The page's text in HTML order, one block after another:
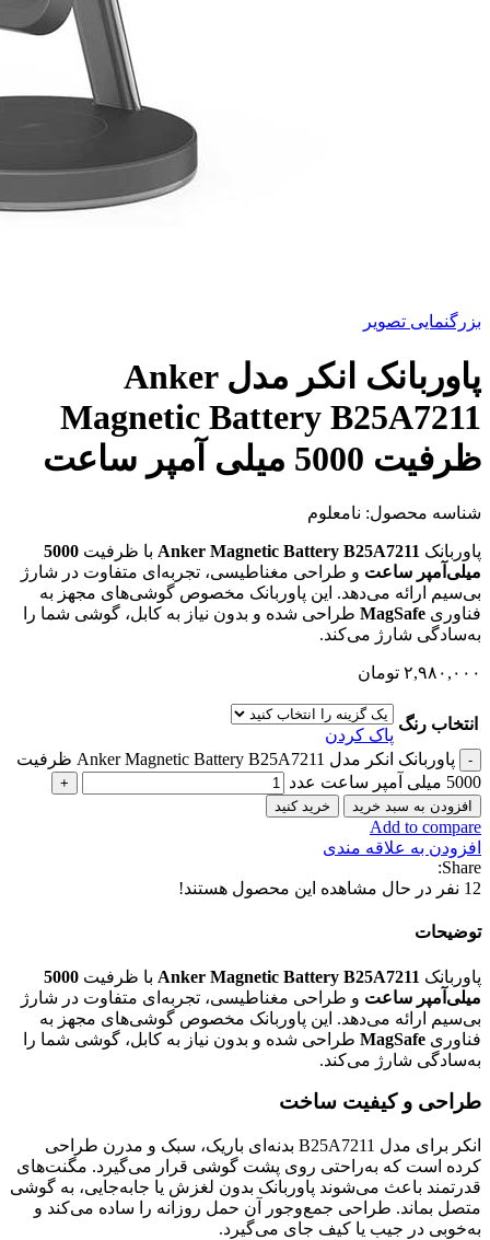
بزرگنمایی تصویر
پاوربانک انکر مدل Anker
Magnetic Battery B25A7211
ظرفیت 5000 میلی آمپر ساعت
شناسه محصول: نامعلوم
پاوربانک Anker Magnetic Battery B25A7211 با ظرفیت 5000
میلی‌آمپر ساعت و طراحی مغناطیسی، تجربه‌ای متفاوت در شارژ
بی‌سیم ارائه می‌دهد. این پاوربانک مخصوص گوشی‌های مجهز به
فناوری MagSafe طراحی شده و بدون نیاز به کابل، گوشی شما را
به‌سادگی شارژ می‌کند.
۲,۹۸۰,۰۰۰ تومان
انتخاب رنگ
پاک کردن
پاوربانک انکر مدل Anker Magnetic Battery B25A7211 ظرفیت
5000 میلی آمپر ساعت عدد
افزودن به سبد خرید خرید کنید
Add to compare
افزودن به علاقه مندی
Share:
12 نفر در حال مشاهده این محصول هستند!
توضیحات
پاوربانک Anker Magnetic Battery B25A7211 با ظرفیت 5000
میلی‌آمپر ساعت و طراحی مغناطیسی، تجربه‌ای متفاوت در شارژ
بی‌سیم ارائه می‌دهد. این پاوربانک مخصوص گوشی‌های مجهز به
فناوری MagSafe طراحی شده و بدون نیاز به کابل، گوشی شما را
به‌سادگی شارژ می‌کند.
طراحی و کیفیت ساخت
انکر برای مدل B25A7211 بدنه‌ای باریک، سبک و مدرن طراحی
کرده است که به‌راحتی روی پشت گوشی قرار می‌گیرد. مگنت‌های
قدرتمند باعث می‌شوند پاوربانک بدون لغزش یا جابه‌جایی، به گوشی
متصل بماند. طراحی جمع‌وجور آن حمل روزانه را ساده می‌کند و
به‌خوبی در جیب یا کیف جای می‌گیرد.